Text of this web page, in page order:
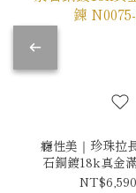
癮性美｜珍珠拉
石銅鍍18k真金
N0075-5
NT$6,590